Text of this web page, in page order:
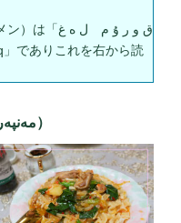
◆メンペルソーメン（مەنپەر سومەن）